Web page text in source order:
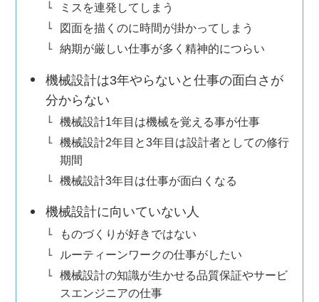
ミスを連発してしまう
図面を描くのに時間が掛かってしまう
納期が厳しい仕事が多く精神的につらい
機械設計は3年やらないと仕事の面白さが
分からない
機械設計1年目は機械を覚える事が仕事
機械設計2年目と3年目は設計者としての修行
期間
機械設計3年目は仕事が面白くなる
機械設計に向いていない人
ものづくりが好きではない
ルーティーンワークの仕事がしたい
機械設計の知識が生かせる品質保証やサービ
スエンジニアの仕事